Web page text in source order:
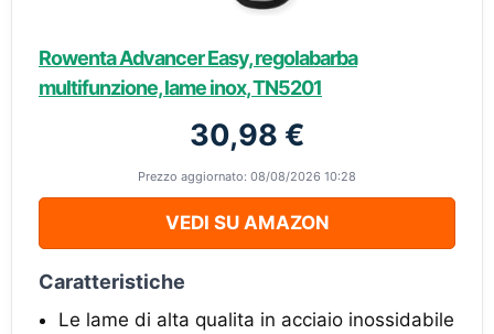
Rowenta Advancer Easy, regolabarba
multifunzione, lame inox, TN5201
30,98 €
Prezzo aggiornato: 08/08/2026 10:28
VEDI SU AMAZON
Caratteristiche
Le lame di alta qualita in acciaio inossidabile